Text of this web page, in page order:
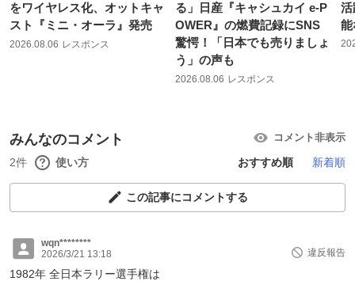
をワイヤレス化、オットキャ
スト『ミニ・オーラ』発売
2026.08.06 レスポンス
る」日産『キャシュカイ e-P
OWER』の燃費記録にSNS
驚愕！「日本でも売りましょ
う」の声も
2026.08.06 レスポンス
活
能
みんなのコメント コメント非表示
2件 使い方 おすすめ順 新着順
この記事にコメントする
wqn********
2026/3/21 13:18
違反報告
1982年 全日本ラリー選手権は